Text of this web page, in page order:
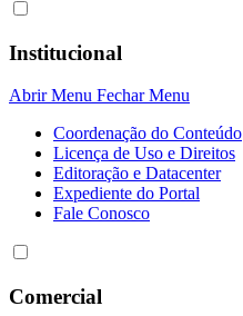
Institucional
Abrir Menu Fechar Menu
Coordenação do Conteúdo
Licença de Uso e Direitos
Editoração e Datacenter
Expediente do Portal
Fale Conosco
Comercial